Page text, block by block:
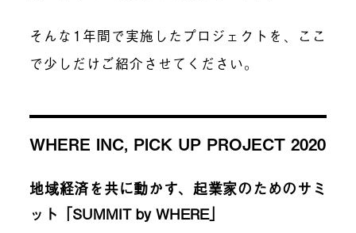
そんな1年間で実施したプロジェクトを、ここ
で少しだけご紹介させてください。
WHERE INC, PICK UP PROJECT 2020
地域経済を共に動かす、起業家のためのサミ
ット「SUMMIT by WHERE」